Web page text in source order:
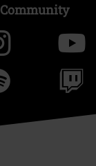
Community